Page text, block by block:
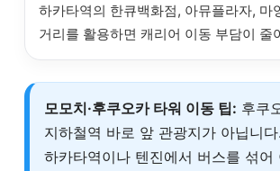
하카타역의 한큐백화점, 아뮤플라자, 마
거리를 활용하면 캐리어 이동 부담이 줄
모모치·후쿠오카 타워 이동 팁: 후쿠
지하철역 바로 앞 관광지가 아닙니다.
하카타역이나 텐진에서 버스를 섞어